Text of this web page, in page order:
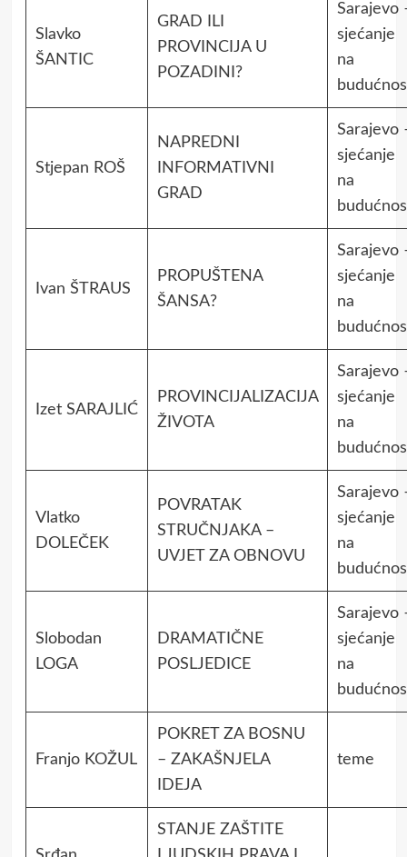
Slavko
ŠANTIC
GRAD ILI
PROVINCIJA U
POZADINI?
Sarajevo
sjećanje
na
Stjepan ROŠ
NAPREDNI
INFORMATIVNI
GRAD
Sarajevo
sjećanje
na
Ivan ŠTRAUS
PROPUŠTENA
ŠANSA?
Sarajevo
sjećanje
na
Izet SARAJLIĆ
PROVINCIJALIZACIJA
ŽIVOTA
Sarajevo
sjećanje
na
Vlatko
DOLEČEK
POVRATAK
STRUČNJAKA –
UVJET ZA OBNOVU
Sarajevo
sjećanje
na
Slobodan
LOGA
DRAMATIČNE
POSLJEDICE
Sarajevo
sjećanje
na
Franjo KOŽUL
POKRET ZA BOSNU
– ZAKAŠNJELA
IDEJA
teme
STANJE ZAŠTITE